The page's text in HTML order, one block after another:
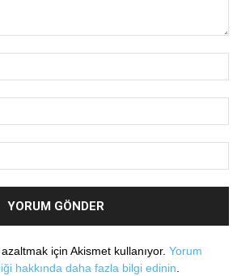
için Akismet kullanıyor. Yorum
hakkında daha fazla bilgi edinin.